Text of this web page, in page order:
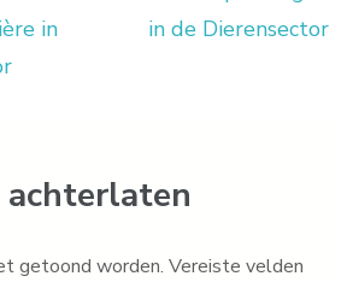
in
in de Dierensector
achterlaten
getoond worden. Vereiste velden